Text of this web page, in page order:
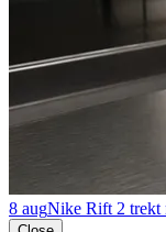
8 augNike Rift 2 trekt